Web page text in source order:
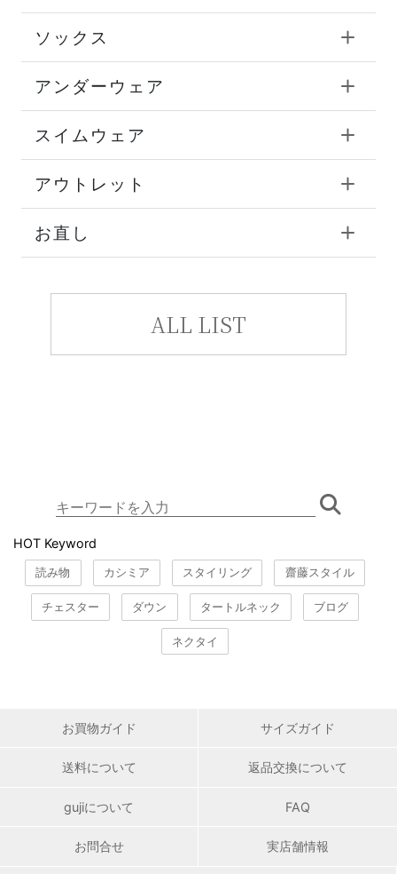
ソックス
アンダーウェア
スイムウェア
アウトレット
お直し
ALL LIST
HOT Keyword
読み物 カシミア スタイリング 齋藤スタイル
チェスター ダウン タートルネック ブログ
ネクタイ
お買物ガイド サイズガイド
送料について 返品交換について
gujiについて FAQ
お問合せ 実店舗情報